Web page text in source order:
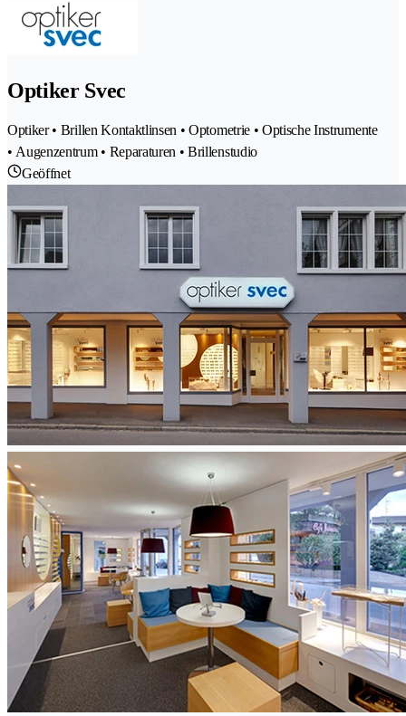
Optiker Svec
Optiker • Brillen Kontaktlinsen • Optometrie • Optische Instrumente
• Augenzentrum • Reparaturen • Brillenstudio
Geöffnet